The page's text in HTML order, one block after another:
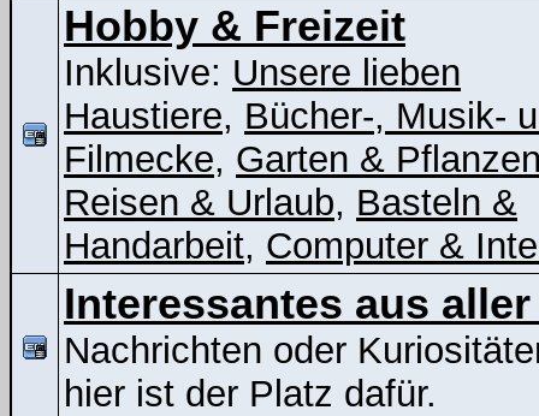
Hobby & Freizeit
Inklusive: Unsere lieben
Haustiere, Bücher-, Musik-
Filmecke, Garten &
Reisen & Urlaub, Basteln &
Handarbeit, Computer &
Interessantes aus
Nachrichten oder
hier ist der Platz dafür.